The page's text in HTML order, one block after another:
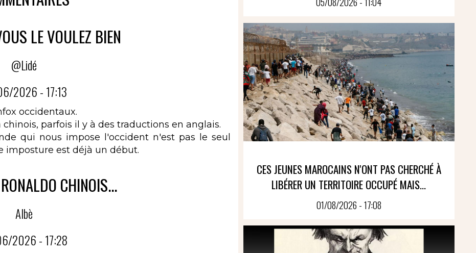
LE VOULEZ BIEN
@Lidé
2026 - 17:13
occidentaux.
parfois il y à des traductions en anglais.
qui nous impose l'occident n'est pas le seul
imposture est déjà un début.
CHINOIS...
Albè
2026 - 17:28
CES JEUNES MAROCAINS N'ONT PAS CHERCHÉ À
LIBÉRER UN TERRITOIRE OCCUPÉ MAIS...
01/08/2026 - 17:08